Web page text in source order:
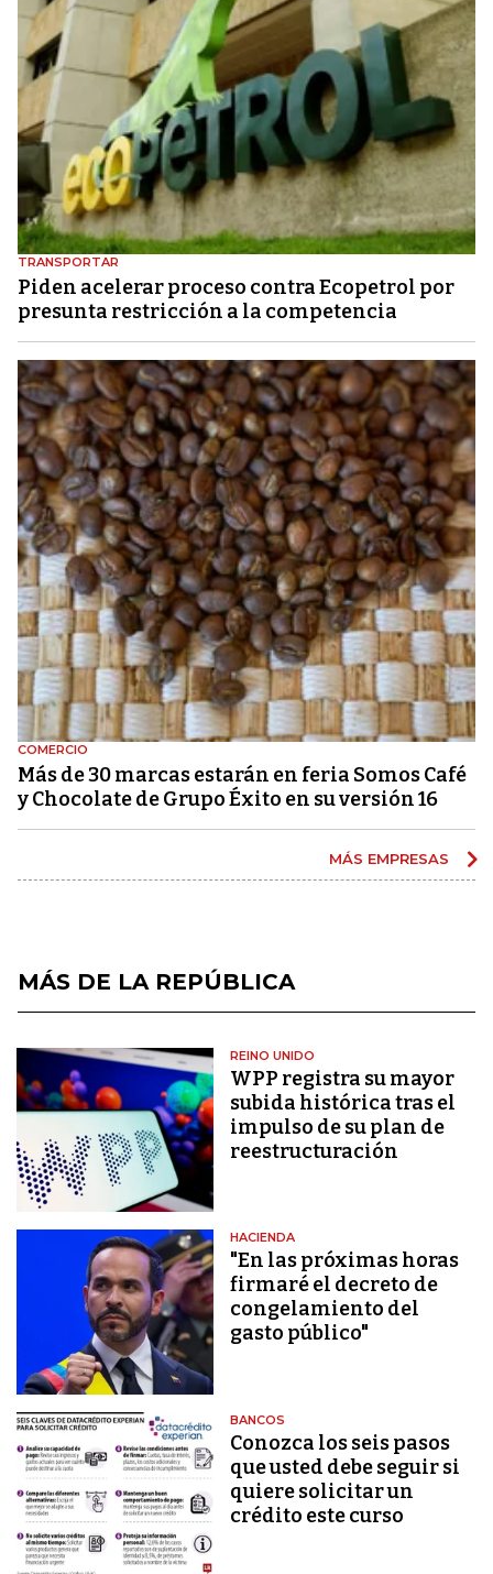
TRANSPORTAR
Piden acelerar proceso contra Ecopetrol por
presunta restricción a la competencia
COMERCIO
Más de 30 marcas estarán en feria Somos Café
y Chocolate de Grupo Éxito en su versión 16
MÁS EMPRESAS
MÁS DE LA REPÚBLICA
REINO UNIDO
WPP registra su mayor
subida histórica tras el
impulso de su plan de
reestructuración
HACIENDA
"En las próximas horas
firmaré el decreto de
congelamiento del
gasto público"
BANCOS
Conozca los seis pasos
que usted debe seguir si
quiere solicitar un
crédito este curso